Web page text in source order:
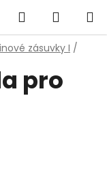
Hledat
KOŠÍK
zásuvky I /
pro